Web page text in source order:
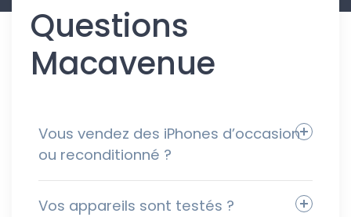
Questions
Macavenue
Vous vendez des iPhones d’occasion
ou reconditionné ?
Vos appareils sont testés ?